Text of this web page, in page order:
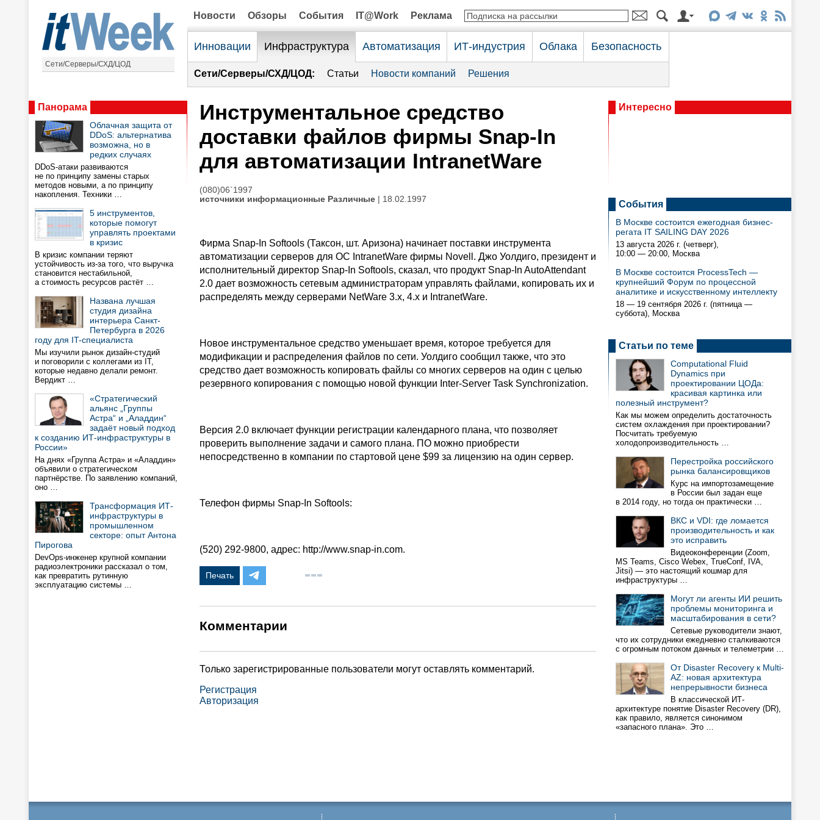
Сети/Серверы/СХД/ЦОД
Новости Обзоры События IT@Work Реклама
Инновации Инфраструктура Автоматизация ИТ-индустрия Облака Безопасность
Сети/Серверы/СХД/ЦОД: Статьи Новости компаний Решения
Панорама
Облачная защита от
DDoS: альтернатива
возможна, но в
редких случаях
DDoS-атаки развиваются
не по принципу замены старых
методов новыми, а по принципу
накопления. Техники …
5 инструментов,
которые помогут
управлять проектами
в кризис
В кризис компании теряют
устойчивость из-за того, что выручка
становится нестабильной,
а стоимость ресурсов растёт …
Названа лучшая
студия дизайна
интерьера Санкт-
Петербурга в 2026
году для IT-специалиста
Мы изучили рынок дизайн-студий
и поговорили с коллегами из IT,
которые недавно делали ремонт.
Вердикт …
«Стратегический
альянс „Группы
Астра“ и „Аладдин“
задаёт новый подход
к созданию ИТ-инфраструктуры в
России»
На днях «Группа Астра» и «Аладдин»
объявили о стратегическом
партнёрстве. По заявлению компаний,
оно …
Трансформация ИТ-
инфраструктуры в
промышленном
секторе: опыт Антона
Пирогова
DevOps-инженер крупной компании
радиоэлектроники рассказал о том,
как превратить рутинную
эксплуатацию системы …
Инструментальное средство
доставки файлов фирмы Snap-In
для автоматизации IntranetWare
(080)06`1997
источники информационные Различные | 18.02.1997
Фирма Snap-In Softools (Таксон, шт. Аризона) начинает поставки инструмента
автоматизации серверов для ОС IntranetWare фирмы Novell. Джо Уолдиго, президент и
исполнительный директор Snap-In Softools, сказал, что продукт Snap-In AutoAttendant
2.0 дает возможность сетевым администраторам управлять файлами, копировать их и
распределять между серверами NetWare 3.x, 4.x и IntranetWare.
Новое инструментальное средство уменьшает время, которое требуется для
модификации и распределения файлов по сети. Уолдиго сообщил также, что это
средство дает возможность копировать файлы со многих серверов на один с целью
резервного копирования с помощью новой функции Inter-Server Task Synchronization.
Версия 2.0 включает функции регистрации календарного плана, что позволяет
проверить выполнение задачи и самого плана. ПО можно приобрести
непосредственно в компании по стартовой цене $99 за лицензию на один сервер.
Телефон фирмы Snap-In Softools:
(520) 292-9800, адрес: http://www.snap-in.com.
Печать
Комментарии
Только зарегистрированные пользователи могут оставлять комментарий.
Регистрация
Авторизация
Интересно
События
В Москве состоится ежегодная бизнес-
регата IT SAILING DAY 2026
13 августа 2026 г. (четверг),
10:00 — 20:00, Москва
В Москве состоится ProcessTech —
крупнейший Форум по процессной
аналитике и искусственному интеллекту
18 — 19 сентября 2026 г. (пятница —
суббота), Москва
Статьи по теме
Computational Fluid
Dynamics при
проектировании ЦОДа:
красивая картинка или
полезный инструмент?
Как мы можем определить достаточность
систем охлаждения при проектировании?
Посчитать требуемую
холодопроизводительность …
Перестройка российского
рынка балансировщиков
Курс на импортозамещение
в России был задан еще
в 2014 году, но тогда он практически …
ВКС и VDI: где ломается
производительность и как
это исправить
Видеоконференции (Zoom,
MS Teams, Cisco Webex, TrueConf, IVA,
Jitsi) — это настоящий кошмар для
инфраструктуры …
Могут ли агенты ИИ решить
проблемы мониторинга и
масштабирования в сети?
Сетевые руководители знают,
что их сотрудники ежедневно сталкиваются
с огромным потоком данных и телеметрии …
От Disaster Recovery к Multi-
AZ: новая архитектура
непрерывности бизнеса
В классической ИТ-
архитектуре понятие Disaster Recovery (DR),
как правило, является синонимом
«запасного плана». Это …